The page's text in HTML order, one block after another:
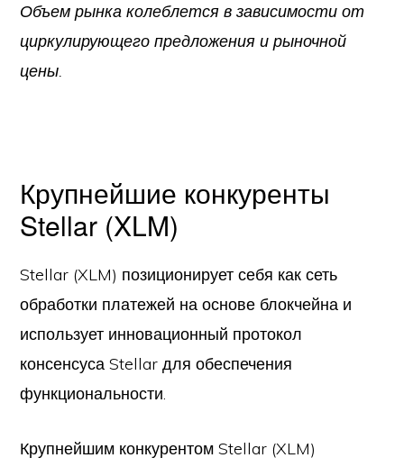
Объем рынка колеблется в зависимости от
циркулирующего предложения и рыночной
цены.
Крупнейшие конкуренты
Stellar (XLM)
Stellar (XLM) позиционирует себя как сеть
обработки платежей на основе блокчейна и
использует инновационный протокол
консенсуса Stellar для обеспечения
функциональности.
Крупнейшим конкурентом Stellar (XLM)